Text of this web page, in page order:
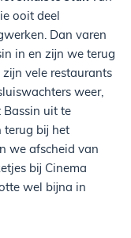
ooit deel
Dan varen
in en zijn we terug
zijn vele restaurants
weer,
Bassin uit te
terug bij het
we afscheid van
bij Cinema
wel bijna in